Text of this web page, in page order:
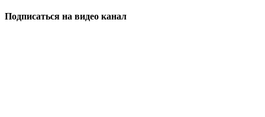
Подписаться на видео канал